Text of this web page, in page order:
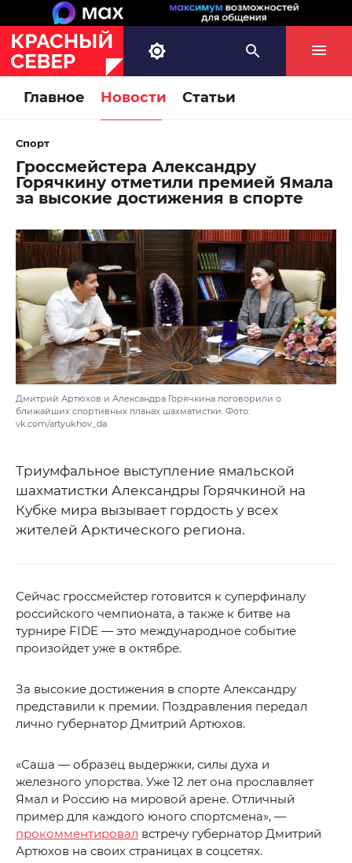
Главное Новости Статьи
Спорт
Гроссмейстера Александру
Горячкину отметили премией Ямала
за высокие достижения в спорте
Дмитрий Артюхов и Александра Горячкина поговорили о
ближайших спортивных планах шахматистки. Фото:
vk.com/artyukhov_da
Триумфальное выступление ямальской
шахматистки Александры Горячкиной на
Кубке мира вызывает гордость у всех
жителей Арктического региона.
Сейчас гроссмейстер готовится к суперфиналу
российского чемпионата, а также к битве на
турнире FIDE — это международное событие
произойдет уже в октябре.
За высокие достижения в спорте Александру
представили к премии. Поздравления передал
лично губернатор Дмитрий Артюхов.
«Саша — образец выдержки, силы духа и
железного упорства. Уже 12 лет она прославляет
Ямал и Россию на мировой арене. Отличный
пример для каждого юного спортсмена», —
прокомментировал встречу губернатор Дмитрий
Артюхов на своих страницах в соцсетях.